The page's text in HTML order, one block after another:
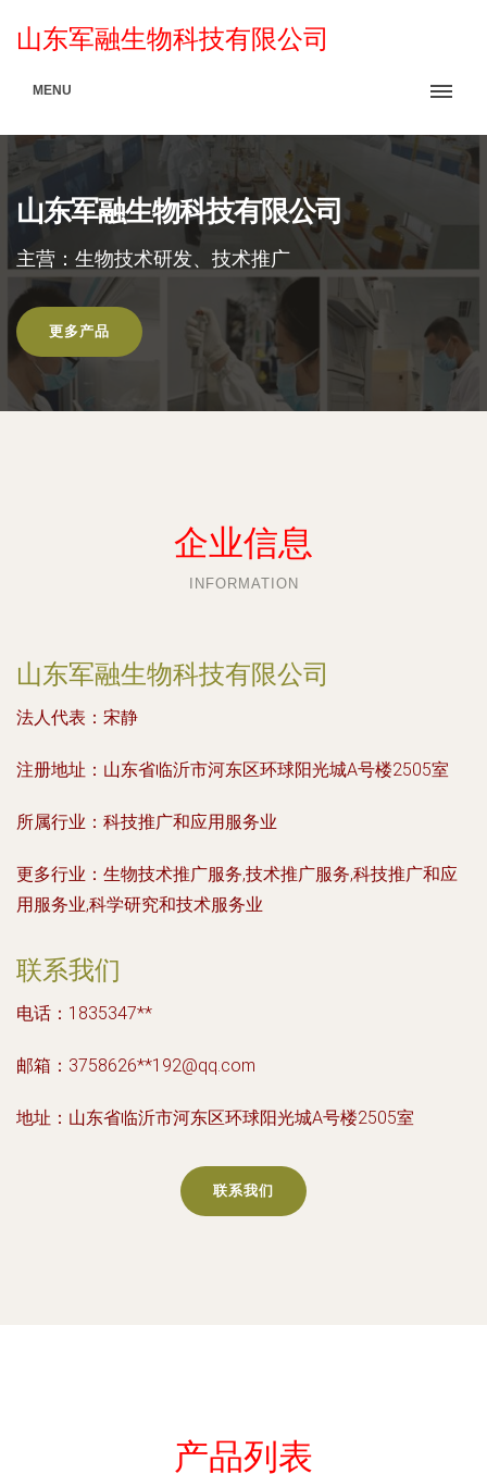
山东军融生物科技有限公司
MENU
山东军融生物科技有限公司
主营：生物技术研发、技术推广
更多产品
企业信息
INFORMATION
山东军融生物科技有限公司
法人代表： 宋静
注册地址： 山东省临沂市河东区环球阳光城A号楼2505室
所属行业： 科技推广和应用服务业
更多行业： 生物技术推广服务,技术推广服务,科技推广和应
用服务业,科学研究和技术服务业
联系我们
电话：1835347**
邮箱：3758626**192@qq.com
地址：山东省临沂市河东区环球阳光城A号楼2505室
联系我们
产品列表